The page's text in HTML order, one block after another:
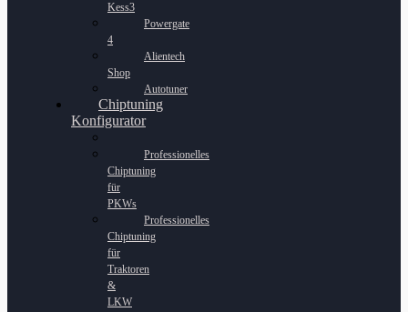
Kess3
Powergate
4
Alientech
Shop
Autotuner
Chiptuning
Konfigurator
Professionelles
Chiptuning
für
PKWs
Professionelles
Chiptuning
für
Traktoren
&
LKW